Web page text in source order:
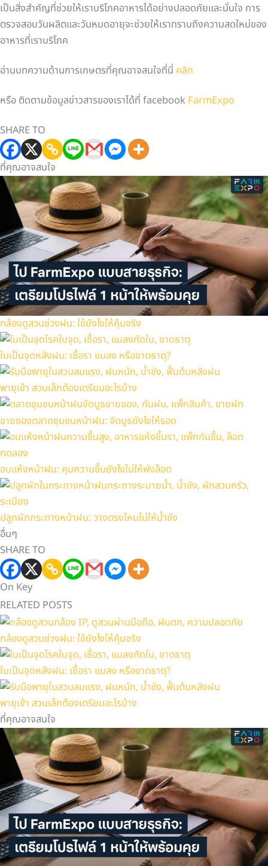
เป็นสิ่งสำคัญที่ช่วยให้เราบริโภคอาหารได้อย่างปลอดภัยและมั่นใจ การ
ตรวจสอบวันผลิตและวันหมดอายุจะช่วยให้เราทราบถึงความสดใหม่ของ
อาหารที่เราบริโภค
อ่านบทความด้านการเกษตรที่คุณอาจสนใจที่นี่ คลิก
หรือ ติดตามข้อมูลข่าวสารของเราได้ที่ facebook FarmExpo
SHARE TO
ที่คุณอาจสนใจ
กล้องดูสวนช่วงฝน: ใช้ยังไงให้คุ้มจริง
ใบเป็นจุดหลังฝน: เชื้อรา แมลง หรือขาดธาตุ?
พายุเข้า สวนเล็กต้องเตรียมอะไรบ้าง
ขายของตลาดชุมชนหน้าฝน: จัดบูธยังไงให้รอด
อบแห้งหน้าฝน: คุมความชื้นยังไงไม่ให้พังล็อต
ปลูกผักกระถางหน้าฝน: วางตรงไหนไม่ให้น้ำขัง
อื่นๆ
SHARE TO
On Key
RELATED POSTS
กล้องดูสวนช่วงฝน: ใช้ยังไงให้คุ้มจริง
ใบเป็นจุดหลังฝน: เชื้อรา แมลง หรือขาดธาตุ?
พายุเข้า สวนเล็กต้องเตรียมอะไรบ้าง
ที่คุณอาจสนใจ